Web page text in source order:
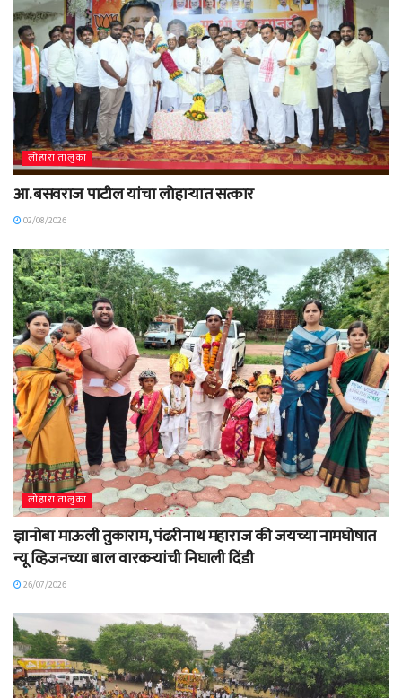
लोहारा तालुका
आ. बसवराज पाटील यांचा लोहाऱ्यात सत्कार
02/08/2026
लोहारा तालुका
ज्ञानोबा माऊली तुकाराम, पंढरीनाथ महाराज की जयच्या नामघोषात
न्यू व्हिजनच्या बाल वारकऱ्यांची निघाली दिंडी
26/07/2026